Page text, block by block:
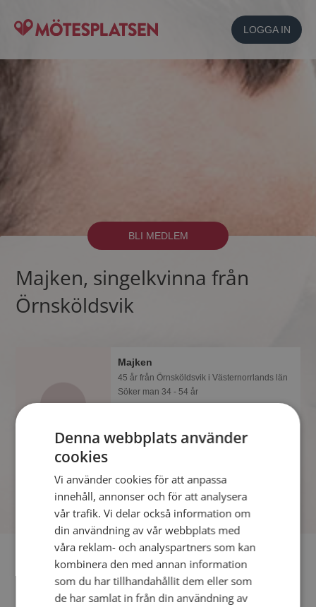
LOGGA IN
BLI MEDLEM
Majken, singelkvinna från
Örnsköldsvik
Majken
45 år från Örnsköldsvik i Västernorrlands län
Söker man 34 - 54 år
Mötesplatsen! Ta chansen att se vilka
Fler singlar
Fler singelkvinnor från Örnsköldsvik Helena,
Denna webbplats använder
cookies
Vi använder cookies för att anpassa
innehåll, annonser och för att analysera
vår trafik. Vi delar också information om
din användning av vår webbplats med
våra reklam- och analyspartners som kan
kombinera den med annan information
som du har tillhandahållit dem eller som
de har samlat in från din användning av